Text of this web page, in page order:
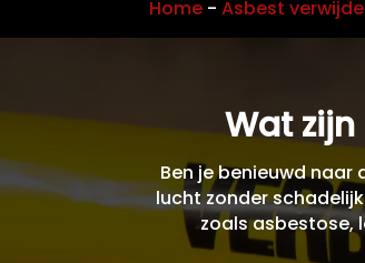
Home -Asbest
Wat
Ben je benieuwd
lucht zonder
zoals asbestose,